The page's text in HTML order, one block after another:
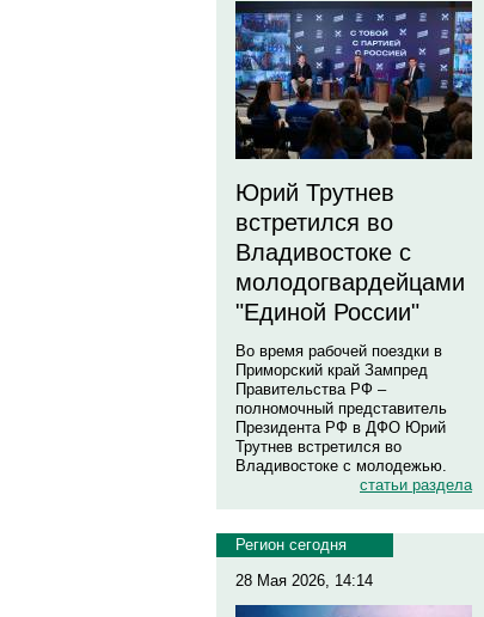
Юрий Трутнев
встретился во
Владивостоке с
молодогвардейцами
"Единой России"
Во время рабочей поездки в
Приморский край Зампред
Правительства РФ –
полномочный представитель
Президента РФ в ДФО Юрий
Трутнев встретился во
Владивостоке с молодежью.
статьи раздела
Регион сегодня
28 Мая 2026, 14:14